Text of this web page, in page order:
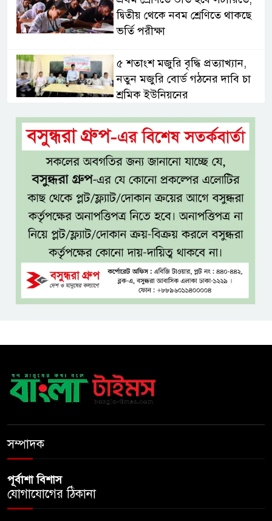
দ্বিতীয় থেকে নবম শ্রেণিতে থাকছে
ভর্তি পরীক্ষা
৫ শতাংশ মজুরি বৃদ্ধি প্রত্যাখ্যান,
নতুন মজুরি বোর্ড গঠনের দাবি চা
শ্রমিক ইউনিয়নের
টাঙ্গাইল জেলা পরিষদের উদ্যোগে
২৩ লাখ টাকার আর্থিক অনুদানের
চেক বিতরণ
ধলেশ্বরী থেকে অবৈধ বালু উত্তোলন,
হুমকিতে শামসুল হক সেতু
বঙ্গভবনের নতুন বাসিন্দা কি মির্জা
ফখরুল? বিএনপিতে জোর
আলোচনা, সিদ্ধান্ত নেবেন তারেক
রহমান
বাংলাদেশে এলো থাইল্যান্ডের শীর্ষ
কফি ব্র্যান্ড ‘ক্যাফে আমাজন
সম্পাদক
পূর্বাশা বিশাস
যোগাযোগের ঠিকানা